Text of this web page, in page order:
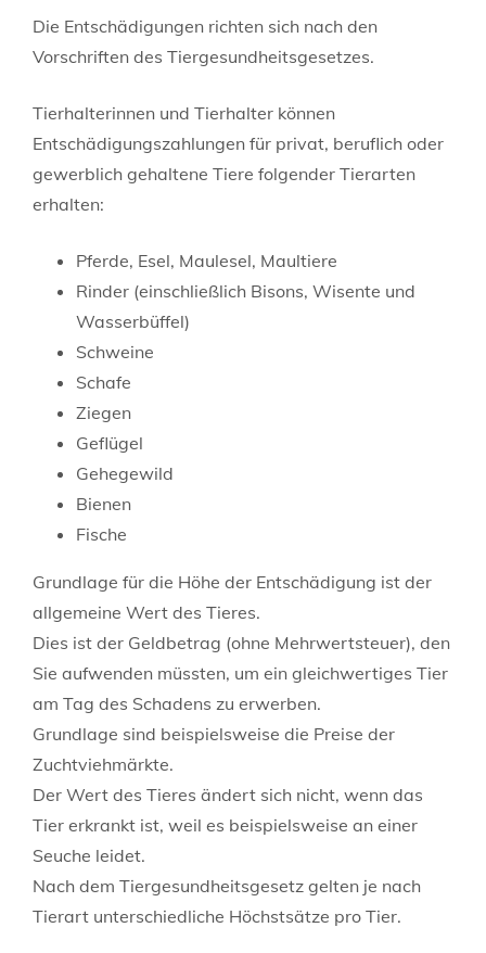
Die Entschädigungen richten sich nach den
Vorschriften des Tiergesundheitsgesetzes.
Tierhalterinnen und Tierhalter können
Entschädigungszahlungen für privat, beruflich oder
gewerblich gehaltene Tiere folgender Tierarten
erhalten:
Pferde, Esel, Maulesel, Maultiere
Rinder (einschließlich Bisons, Wisente und
Wasserbüffel)
Schweine
Schafe
Ziegen
Geflügel
Gehegewild
Bienen
Fische
Grundlage für die Höhe der Entschädigung ist der
allgemeine Wert des Tieres.
Dies ist der Geldbetrag (ohne Mehrwertsteuer), den
Sie aufwenden müssten, um ein gleichwertiges Tier
am Tag des Schadens zu erwerben.
Grundlage sind beispielsweise die Preise der
Zuchtviehmärkte.
Der Wert des Tieres ändert sich nicht, wenn das
Tier erkrankt ist, weil es beispielsweise an einer
Seuche leidet.
Nach dem Tiergesundheitsgesetz gelten je nach
Tierart unterschiedliche Höchstsätze pro Tier.